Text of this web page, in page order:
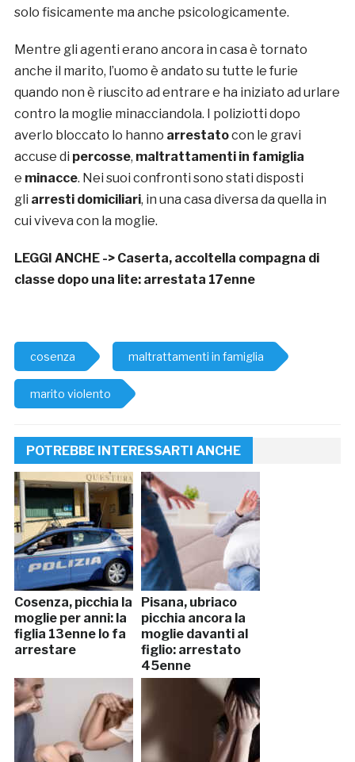
solo fisicamente ma anche psicologicamente.
Mentre gli agenti erano ancora in casa è tornato
anche il marito, l’uomo è andato su tutte le furie
quando non è riuscito ad entrare e ha iniziato ad urlare
contro la moglie minacciandola. I poliziotti dopo
averlo bloccato lo hanno arrestatocon le gravi
accuse di percosse, maltrattamenti in famiglia
e minacce. Nei suoi confronti sono stati disposti
gli arresti domiciliari, in una casa diversa da quella in
cui viveva con la moglie.
LEGGI ANCHE -> Caserta, accoltella compagna di
classe dopo una lite: arrestata 17enne
cosenza maltrattamenti in famiglia
marito violento
POTREBBE INTERESSARTI ANCHE
Cosenza, picchia la
moglie per anni: la
figlia 13enne lo fa
arrestare
Pisana, ubriaco
picchia ancora la
moglie davanti al
figlio: arrestato
45enne